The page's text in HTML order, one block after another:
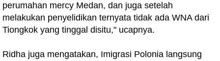
perumahan mercy Medan, dan juga setelah
melakukan penyelidikan ternyata tidak ada WNA dari
Tiongkok yang tinggal disitu," ucapnya.
Ridha juga mengatakan, Imigrasi Polonia langsung